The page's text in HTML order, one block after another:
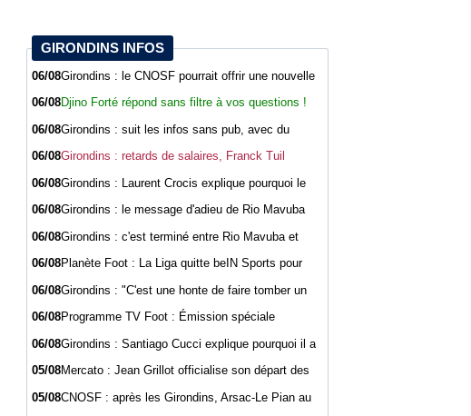
GIRONDINS INFOS
06/08Girondins : le CNOSF pourrait offrir une nouvelle
06/08Djino Forté répond sans filtre à vos questions !
06/08Girondins : suit les infos sans pub, avec du
06/08Girondins : retards de salaires, Franck Tuil
06/08Girondins : Laurent Crocis explique pourquoi le
06/08Girondins : le message d'adieu de Rio Mavuba
06/08Girondins : c'est terminé entre Rio Mavuba et
06/08Planète Foot : La Liga quitte beIN Sports pour
06/08Girondins : "C'est une honte de faire tomber un
club comme Bordeaux", Jean-Marc Ferreri
dénonce la gestion du club
06/08Programme TV Foot : Émission spéciale
06/08Girondins : Santiago Cucci explique pourquoi il a
05/08Mercato : Jean Grillot officialise son départ des
05/08CNOSF : après les Girondins, Arsac-Le Pian au